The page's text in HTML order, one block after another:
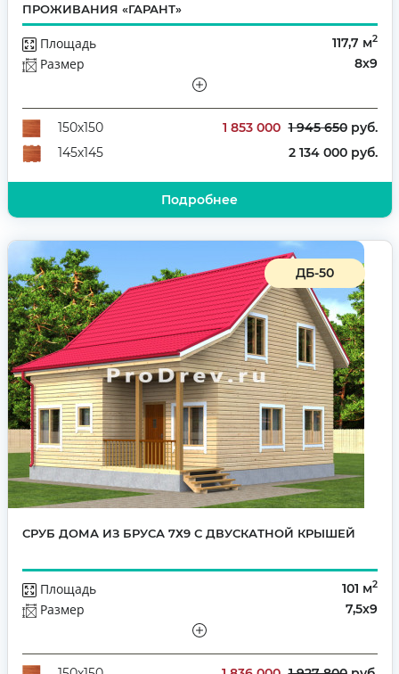
ПРОЖИВАНИЯ «ГАРАНТ»
Площадь 117,7 м2
Размер 8х9
Количество комнат
3
150х150
1 853 000 1 945 650руб.
145х145
2 134 000 руб.
Подробнее
ДБ-50
СРУБ ДОМА ИЗ БРУСА 7Х9 С ДВУСКАТНОЙ КРЫШЕЙ
Площадь 101 м2
Размер 7,5х9
Количество комнат
5